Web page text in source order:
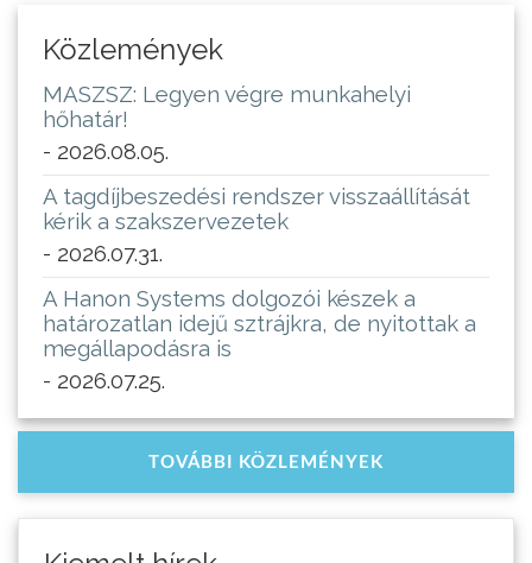
Közlemények
MASZSZ: Legyen végre munkahelyi
hőhatár!
- 2026.08.05.
A tagdíjbeszedési rendszer visszaállítását
kérik a szakszervezetek
- 2026.07.31.
A Hanon Systems dolgozói készek a
határozatlan idejű sztrájkra, de nyitottak a
megállapodásra is
- 2026.07.25.
TOVÁBBI KÖZLEMÉNYEK